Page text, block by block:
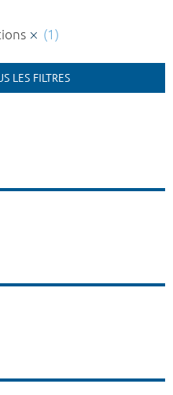
(1)
LES FILTRES